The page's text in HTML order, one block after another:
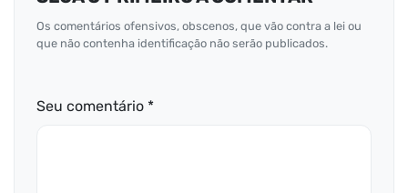
Os comentários ofensivos, obscenos, que vão contra a lei ou
que não contenha identificação não serão publicados.
Seu comentário *